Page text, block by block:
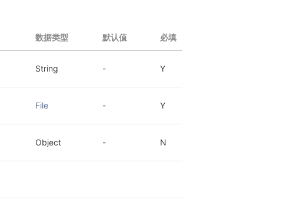
数据类型 默认值 必填
String - Y
File - Y
Object - N